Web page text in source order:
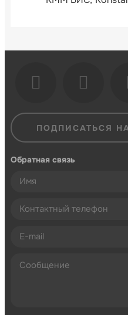
ПОДПИСАТЬСЯ
Обратная связь